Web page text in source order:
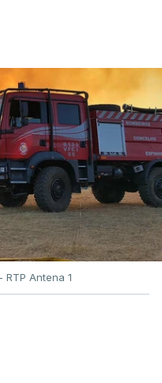
RTP Antena 1